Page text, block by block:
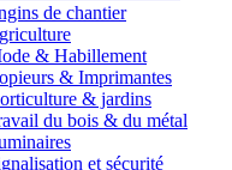
de chantier
& Habillement
& Imprimantes
& jardins
du bois & du métal
et sécurité